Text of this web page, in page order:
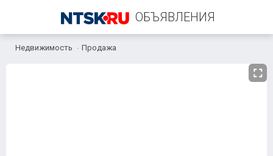
ОБЪЯВЛЕНИЯ
Недвижимость Продажа